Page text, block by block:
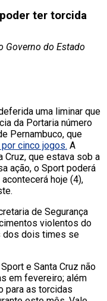
ter torcida
Governo do Estado
uma liminar que
da Portaria número
Pernambuco, que
cinco jogos. A
Cruz, que estava sob a
ação, o Sport poderá
hoje (4),
de Segurança
violentos do
dos dois times se
e Santa Cruz não
em fevereiro; além
para as torcidas